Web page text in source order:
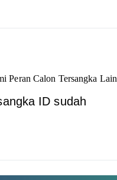
Peran Calon Tersangka Lain
ID sudah